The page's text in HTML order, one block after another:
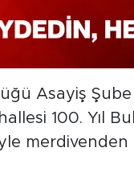
Asayiş
100. Yıl
merdivenden